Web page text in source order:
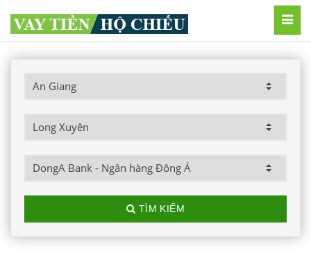
TÌM KIẾM